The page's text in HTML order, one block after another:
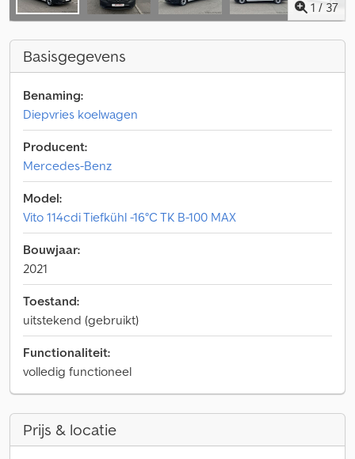
1 / 37
Basisgegevens
Benaming:
Diepvries koelwagen
Producent:
Mercedes-Benz
Model:
Vito 114cdi Tiefkühl -16°C TK B-100 MAX
Bouwjaar:
2021
Toestand:
uitstekend (gebruikt)
Functionaliteit:
volledig functioneel
Prijs & locatie